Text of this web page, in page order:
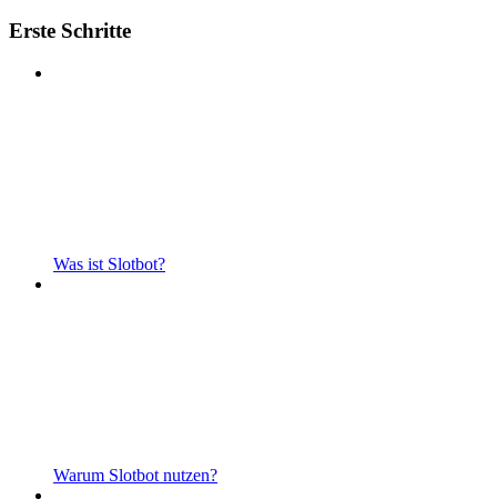
Erste Schritte
Was ist Slotbot?
Warum Slotbot nutzen?